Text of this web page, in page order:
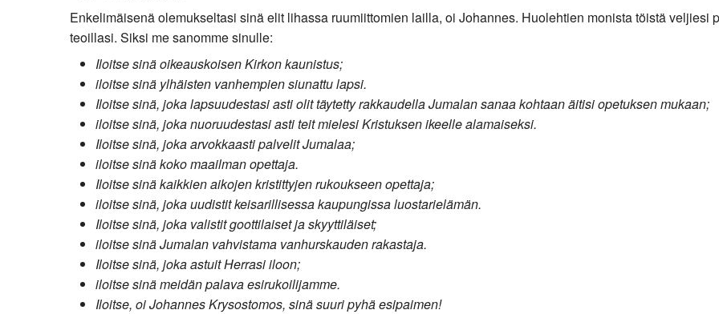
Enkelimäisenä olemukseltasi sinä elit lihassa ruumiittomien lailla, oi Johannes. Huolehtien monista töistä
teoillasi. Siksi me sanomme sinulle:
Iloitse sinä oikeauskoisen Kirkon kaunistus;
iloitse sinä ylhäisten vanhempien siunattu lapsi.
Iloitse sinä, joka lapsuudestasi asti olit täytetty rakkaudella Jumalan sanaa kohtaan äitisi opetuksen mukaan;
iloitse sinä, joka nuoruudestasi asti teit mielesi Kristuksen ikeelle alamaiseksi.
Iloitse sinä, joka arvokkaasti palvelit Jumalaa;
iloitse sinä koko maailman opettaja.
Iloitse sinä kaikkien aikojen kristittyjen rukoukseen opettaja;
iloitse sinä, joka uudistit keisarillisessa kaupungissa luostarielämän.
Iloitse sinä, joka valistit goottilaiset ja skyyttiläiset;
iloitse sinä Jumalan vahvistama vanhurskauden rakastaja.
Iloitse sinä, joka astuit Herrasi iloon;
iloitse sinä meidän palava esirukoilijamme.
Iloitse, oi Johannes Krysostomos, sinä suuri pyhä esipaimen!